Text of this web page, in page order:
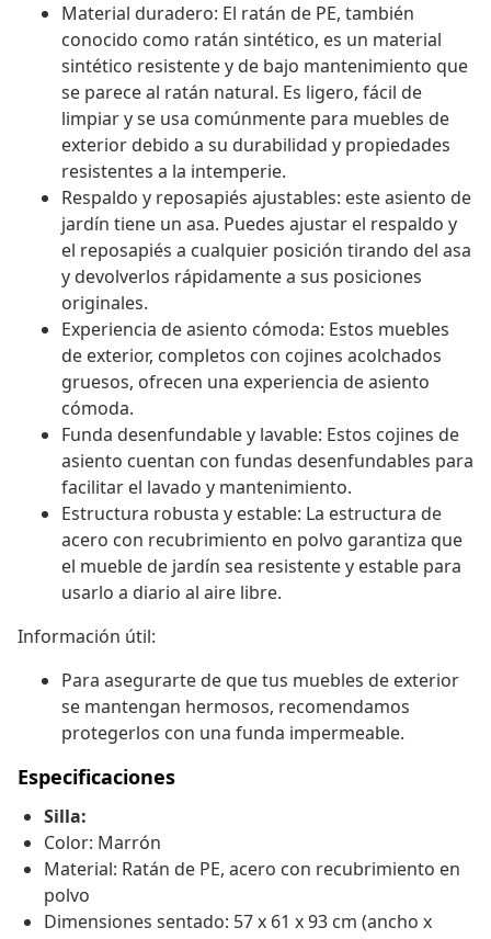
Material duradero: El ratán de PE, también
conocido como ratán sintético, es un material
sintético resistente y de bajo mantenimiento que
se parece al ratán natural. Es ligero, fácil de
limpiar y se usa comúnmente para muebles de
exterior debido a su durabilidad y propiedades
resistentes a la intemperie.
Respaldo y reposapiés ajustables: este asiento de
jardín tiene un asa. Puedes ajustar el respaldo y
el reposapiés a cualquier posición tirando del asa
y devolverlos rápidamente a sus posiciones
originales.
Experiencia de asiento cómoda: Estos muebles
de exterior, completos con cojines acolchados
gruesos, ofrecen una experiencia de asiento
cómoda.
Funda desenfundable y lavable: Estos cojines de
asiento cuentan con fundas desenfundables para
facilitar el lavado y mantenimiento.
Estructura robusta y estable: La estructura de
acero con recubrimiento en polvo garantiza que
el mueble de jardín sea resistente y estable para
usarlo a diario al aire libre.
Información útil:
Para asegurarte de que tus muebles de exterior
se mantengan hermosos, recomendamos
protegerlos con una funda impermeable.
Especificaciones
Silla:
Color: Marrón
Material: Ratán de PE, acero con recubrimiento en
polvo
Dimensiones sentado: 57 x 61 x 93 cm (ancho x